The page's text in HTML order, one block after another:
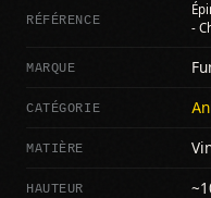
RÉFÉRENCE
-
MARQUE
CATÉGORIE
MATIÈRE
HAUTEUR